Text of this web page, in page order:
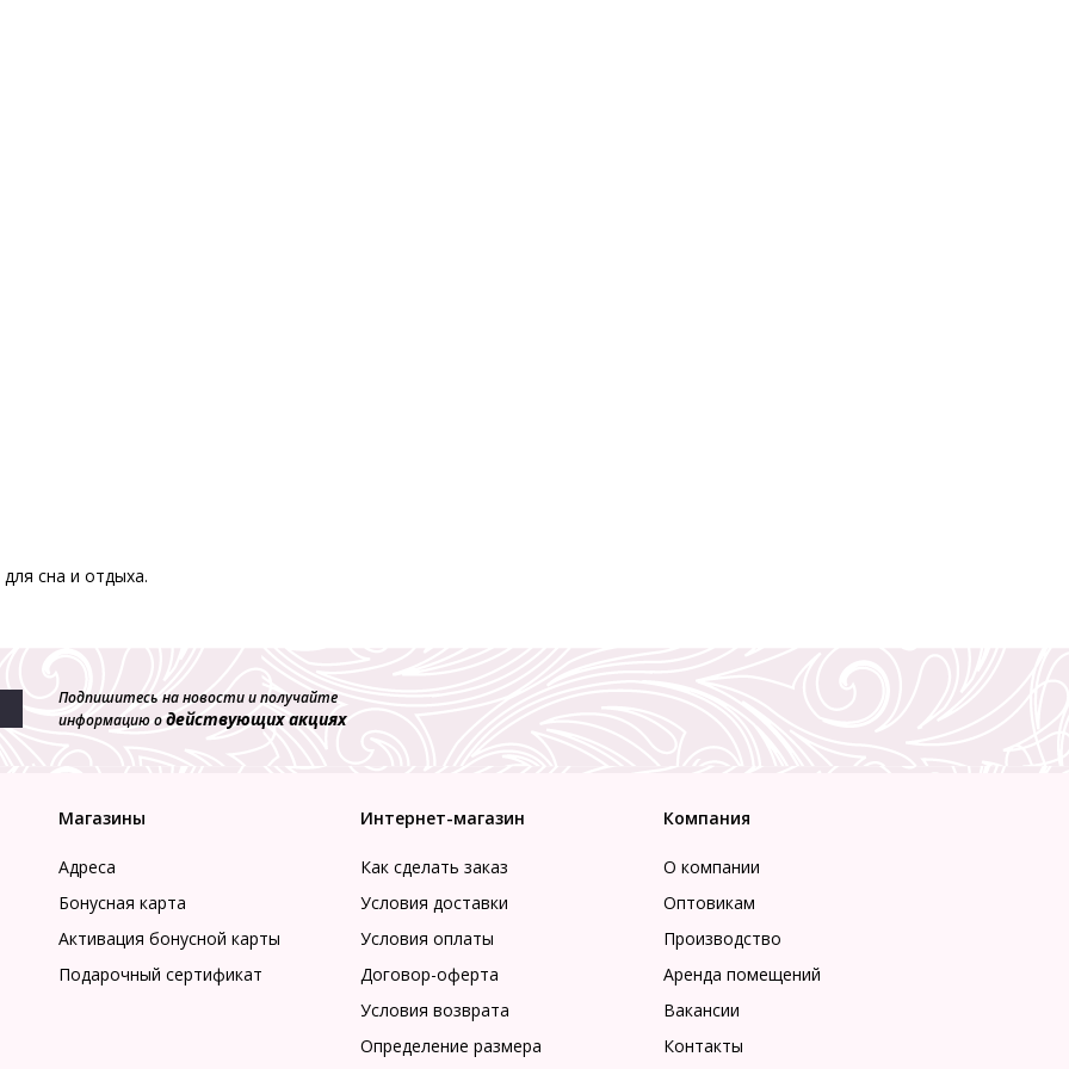
сна и отдыха.
Подпишитесь на новости и получайте
информацию одействующих акциях
Магазины
Адреса
Бонусная карта
Активация бонусной карты
Подарочный сертификат
Интернет-магазин
Как сделать заказ
Условия доставки
Условия оплаты
Договор-оферта
Условия возврата
Определение размера
Компания
О компании
Оптовикам
Производство
Аренда помещений
Вакансии
Контакты